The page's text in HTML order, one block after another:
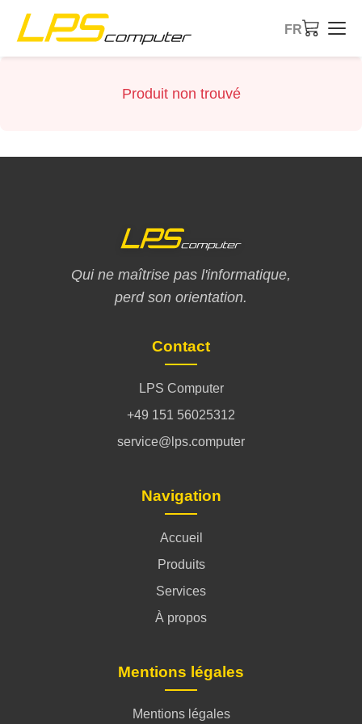
FR
Produit non trouvé
Qui ne maîtrise pas l'informatique,
perd son orientation.
Contact
LPS Computer
+49 151 56025312
service@lps.computer
Navigation
Accueil
Produits
Services
À propos
Mentions légales
Mentions légales